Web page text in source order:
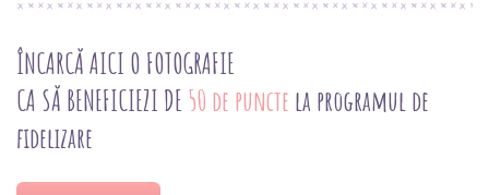
ÎNCARCĂ AICI O FOTOGRAFIE
CA SĂ BENEFICIEZI DE 50 de puncte la programul de
fidelizare